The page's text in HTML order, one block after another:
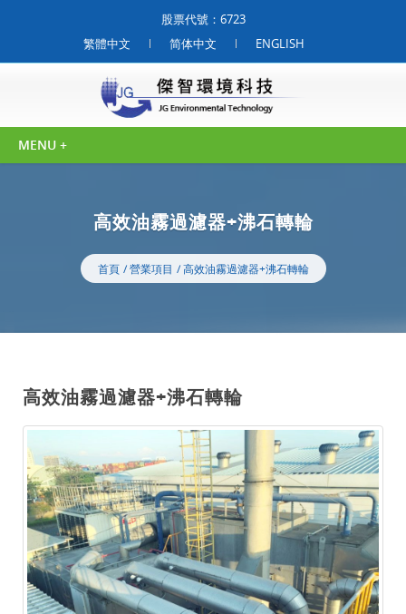
股票代號：6723
繁體中文
简体中文 ENGLISH
高效油霧過濾器+沸石轉輪
首頁 營業項目 高效油霧過濾器+沸石轉輪
高效油霧過濾器+沸石轉輪